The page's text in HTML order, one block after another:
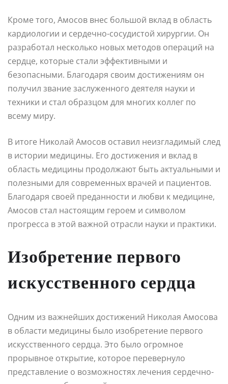
Кроме того, Амосов внес большой вклад в область
кардиологии и сердечно-сосудистой хирургии. Он
разработал несколько новых методов операций на
сердце, которые стали эффективными и
безопасными. Благодаря своим достижениям он
получил звание заслуженного деятеля науки и
техники и стал образцом для многих коллег по
всему миру.
В итоге Николай Амосов оставил неизгладимый след
в истории медицины. Его достижения и вклад в
область медицины продолжают быть актуальными и
полезными для современных врачей и пациентов.
Благодаря своей преданности и любви к медицине,
Амосов стал настоящим героем и символом
прогресса в этой важной отрасли науки и практики.
Изобретение первого
искусственного сердца
Одним из важнейших достижений Николая Амосова
в области медицины было изобретение первого
искусственного сердца. Это было огромное
прорывное открытие, которое перевернуло
представление о возможностях лечения сердечно-